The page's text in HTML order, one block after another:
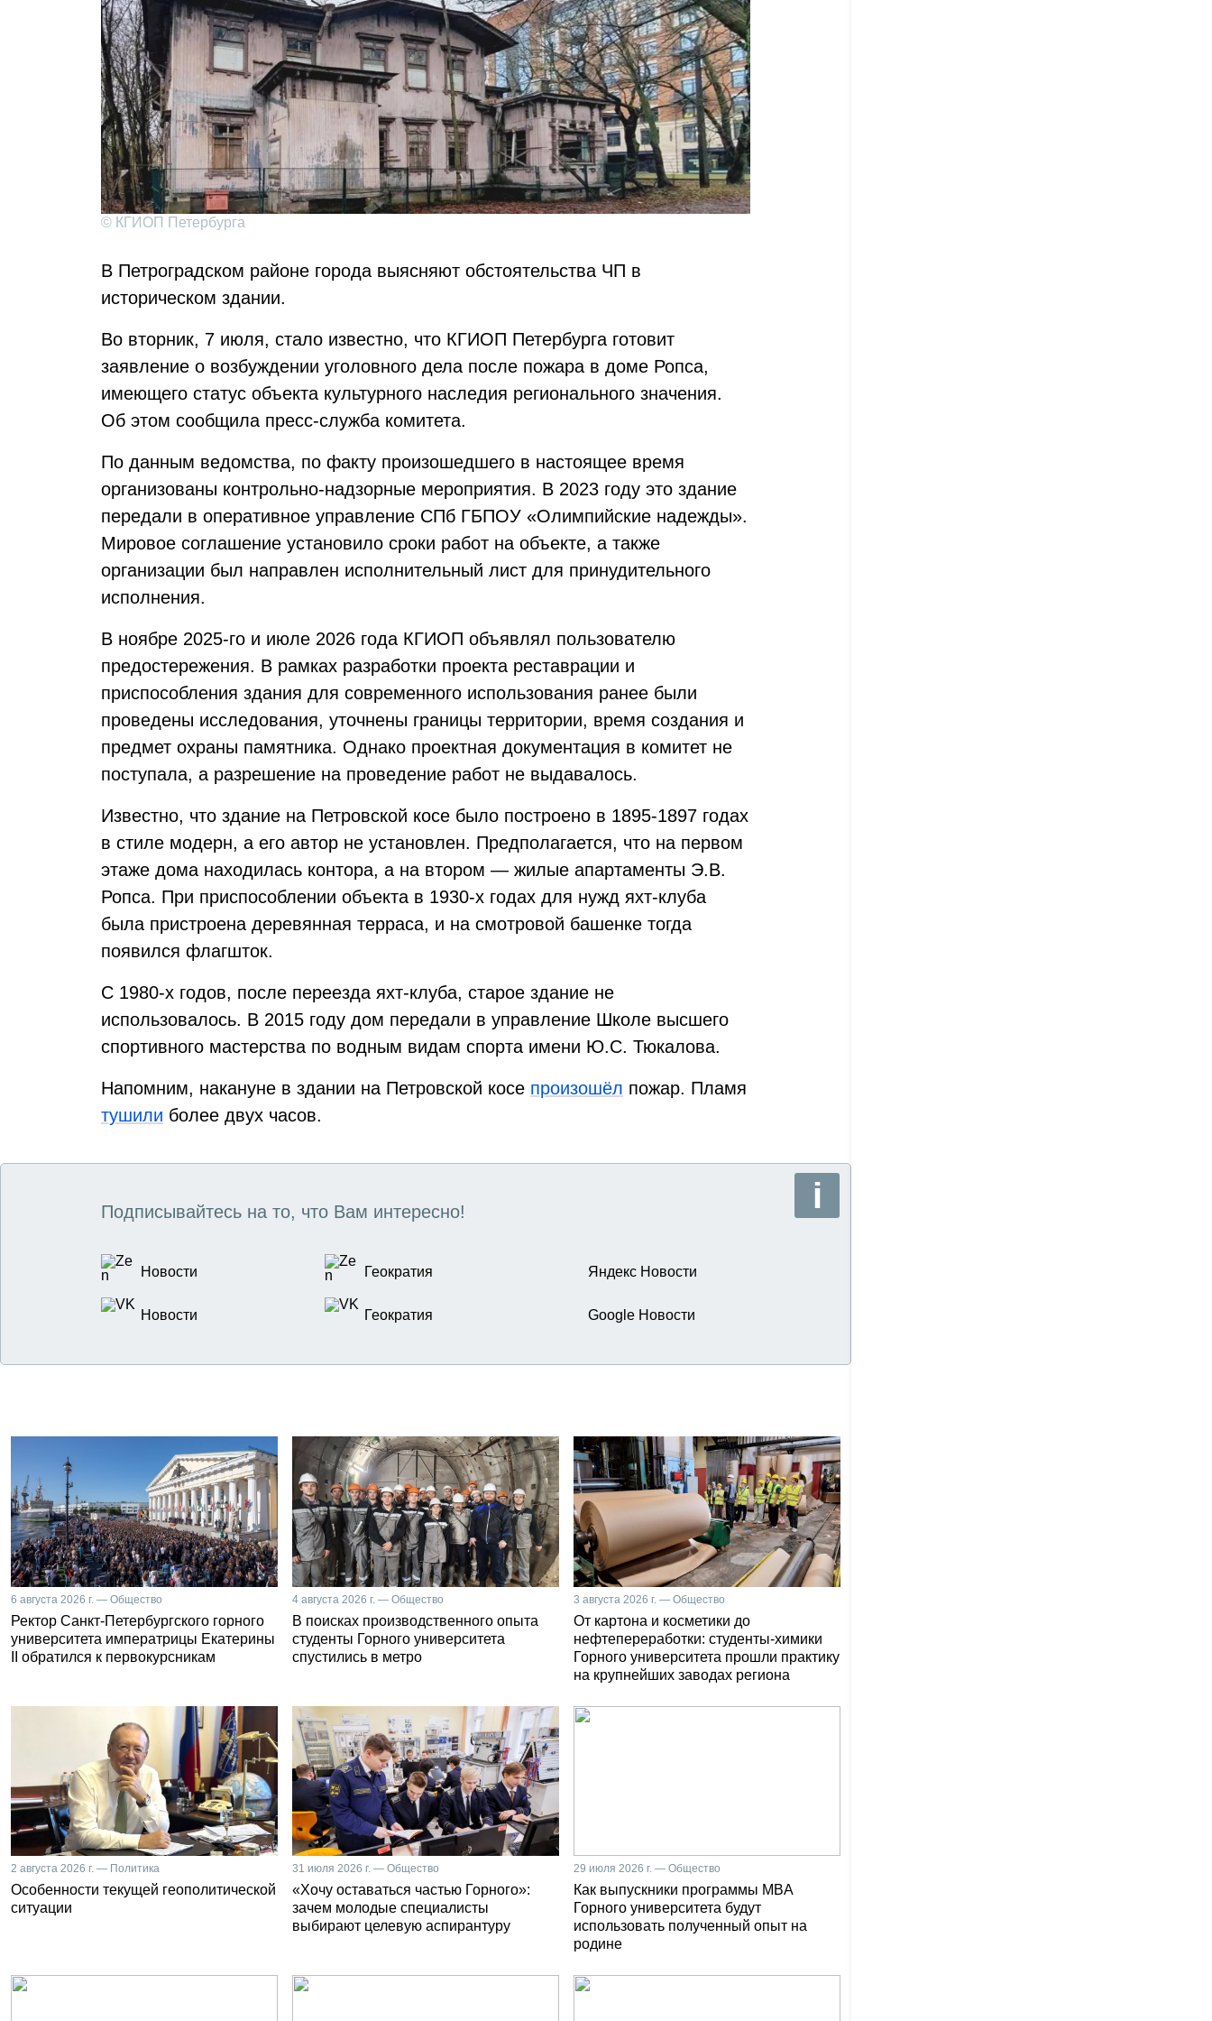
© КГИОП Петербурга
В Петроградском районе города выясняют обстоятельства ЧП в
историческом здании.
Во вторник, 7 июля, стало известно, что КГИОП Петербурга готовит
заявление о возбуждении уголовного дела после пожара в доме Ропса,
имеющего статус объекта культурного наследия регионального значения.
Об этом сообщила пресс-служба комитета.
По данным ведомства, по факту произошедшего в настоящее время
организованы контрольно-надзорные мероприятия. В 2023 году это здание
передали в оперативное управление СПб ГБПОУ «Олимпийские надежды».
Мировое соглашение установило сроки работ на объекте, а также
организации был направлен исполнительный лист для принудительного
исполнения.
В ноябре 2025-го и июле 2026 года КГИОП объявлял пользователю
предостережения. В рамках разработки проекта реставрации и
приспособления здания для современного использования ранее были
проведены исследования, уточнены границы территории, время создания и
предмет охраны памятника. Однако проектная документация в комитет не
поступала, а разрешение на проведение работ не выдавалось.
Известно, что здание на Петровской косе было построено в 1895-1897 годах
в стиле модерн, а его автор не установлен. Предполагается, что на первом
этаже дома находилась контора, а на втором — жилые апартаменты Э.В.
Ропса. При приспособлении объекта в 1930-х годах для нужд яхт-клуба
была пристроена деревянная терраса, и на смотровой башенке тогда
появился флагшток.
С 1980-х годов, после переезда яхт-клуба, старое здание не
использовалось. В 2015 году дом передали в управление Школе высшего
спортивного мастерства по водным видам спорта имени Ю.С. Тюкалова.
Напомним, накануне в здании на Петровской косе произошёл пожар. Пламя
тушили более двух часов.
Подписывайтесь на то, что Вам интересно!
Новости Геократия Яндекс Новости
Новости Геократия Google Новости
6 августа 2026 г. — Общество
Ректор Санкт-Петербургского горного
университета императрицы Екатерины
II обратился к первокурсникам
4 августа 2026 г. — Общество
В поисках производственного опыта
студенты Горного университета
спустились в метро
3 августа 2026 г. — Общество
От картона и косметики до
нефтепереработки: студенты-химики
Горного университета прошли практику
на крупнейших заводах региона
2 августа 2026 г. — Политика
Особенности текущей геополитической
ситуации
31 июля 2026 г. — Общество
«Хочу оставаться частью Горного»:
зачем молодые специалисты
выбирают целевую аспирантуру
29 июля 2026 г. — Общество
Как выпускники программы MBA
Горного университета будут
использовать полученный опыт на
родине